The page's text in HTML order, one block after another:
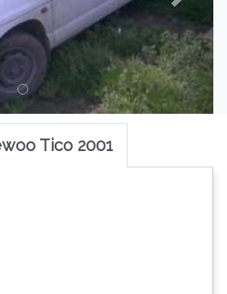
Tico 2001